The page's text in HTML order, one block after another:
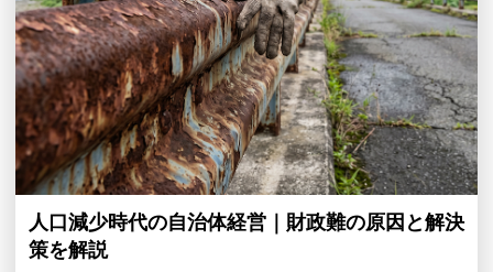
人口減少時代の自治体経営｜財政難の原因と解決
策を解説